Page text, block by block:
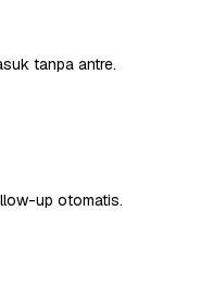
tanpa antre.
up otomatis.